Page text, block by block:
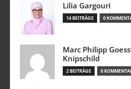
Lilia Gargouri
14 BEITRÄGE 0
Marc Philipp
Knipschild
2 BEITRÄGE 0